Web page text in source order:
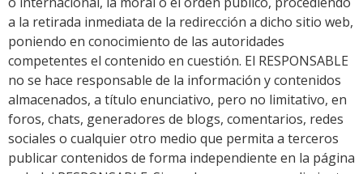
a la retirada inmediata de la redirección a dicho sitio web,
poniendo en conocimiento de las autoridades
competentes el contenido en cuestión. El RESPONSABLE
no se hace responsable de la información y contenidos
almacenados, a título enunciativo, pero no limitativo, en
foros, chats, generadores de blogs, comentarios, redes
sociales o cualquier otro medio que permita a terceros
publicar contenidos de forma independiente en la página